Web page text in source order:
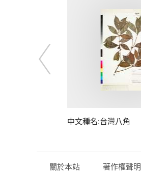
中文種名:台灣八角
關於本站 著作權聲明